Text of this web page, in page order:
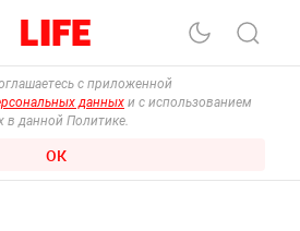
с приложенной
данных и с использованием
в данной Политике.
ОК